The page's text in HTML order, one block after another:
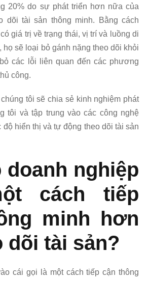
20% ​​do sự phát triển hơn nữa của
dõi tài sản thông minh. Bằng cách
giá trị về trạng thái, vị trí và luồng di
họ sẽ loại bỏ gánh nặng theo dõi khỏi
các lỗi liên quan đến các phương
công.
tôi sẽ chia sẻ kinh nghiệm phát
tôi và tập trung vào các công nghệ
hiển thị và tự động theo dõi tài sản
doanh nghiệp
cách tiếp
minh hơn
dõi tài sản?
cái gọi là một cách tiếp cận thông